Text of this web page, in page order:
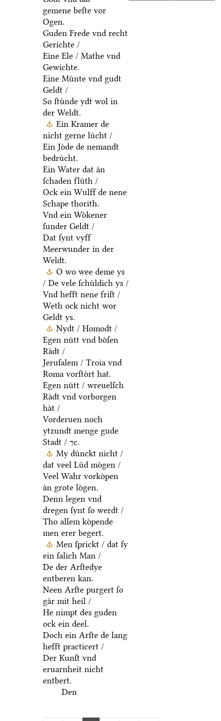
gemene beſte vor
Ogen.
Guden Frede vnd recht
Gerichte /
Eine Ele / Mathe vnd
Gewichte.
Eine Muͤnte vnd gudt
Geldt /
So ſtuͤnde ydt wol in
der Weldt.
Ein Kramer de
nicht gerne luͤcht /
Ein Joͤde de nemandt
bedruͤcht.
Ein Water dat aͤn
ſchaden fluͤth /
Ock ein Wulff de nene
Schape thorith.
Vnd ein Woͤkener
ſunder Geldt /
Dat ſynt vyff
Meerwunder in der
Weldt.
O wo wee deme ys
/ De vele ſchuͤldich ys /
Vnd hefft nene friſt /
Weth ock nicht wor
Geldt ys.
Nydt / Homodt /
Egen nuͤtt vnd boͤſen
Raͤdt /
Jeruſalem / Troia vnd
Roma vorſtoͤrt hat.
Egen nuͤtt / wreuelſch
Raͤdt vnd vorborgen
haͤt /
Vorderuen noch
ytzundt menge gude
Stadt / ⁊c.
My duͤnckt nicht /
dat veel Luͤd moͤgen /
Veel Wahr vorkoͤpen
aͤn grote loͤgen.
Denn legen vnd
dregen ſynt ſo werdt /
Tho allem koͤpende
men erer begert.
Men ſprickt / dat ſy
ein ſalich Man /
De der Arſtedye
entberen kan.
Neen Arſte purgert ſo
gaͤr mit heil /
He nimpt des guden
ock ein deel.
Doch ein Arſte de lang
hefft practicert /
Der Kunſt vnd
eruarnheit nicht
entbert.
Den